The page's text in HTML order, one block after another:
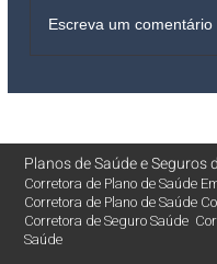
Escreva um comentário
Planos de SaúdeeSeguros
Corretora de Plano de Saúde
Corretora de Plano de Saúde
Corretora de Seguro Saúde
Saúde